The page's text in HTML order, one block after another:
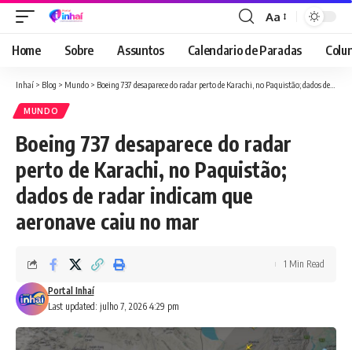
Font
Resizer
Aa
Home Sobre Assuntos Calendario de Paradas
Inhaí > Blog > Mundo > Boeing 737 desaparece do radar perto de Karachi, no Paquistão; dados de radar indicam que aeronave caiu no mar
MUNDO
Boeing 737 desaparece do radar
perto de Karachi, no Paquistão;
dados de radar indicam que
aeronave caiu no mar
Last updated: julho 7, 2026 4:29 pm
Portal Inhaí
1 Min Read